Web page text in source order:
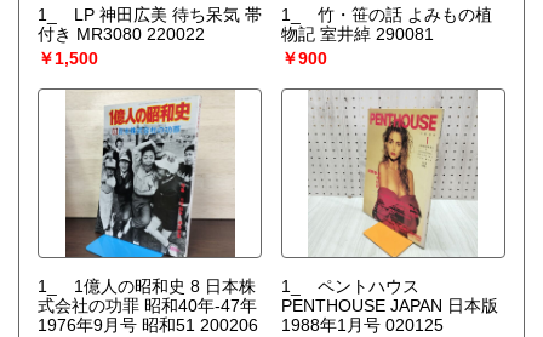
1_ LP 神田広美 待ち呆気 帯
付き MR3080 220022
￥1,500
1_ 竹・笹の話 よみもの植
物記 室井綽 290081
￥900
1_ 1億人の昭和史 8 日本株
式会社の功罪 昭和40年-47年
1976年9月号 昭和51 200206
1_ ペントハウス
PENTHOUSE JAPAN 日本版
1988年1月号 020125